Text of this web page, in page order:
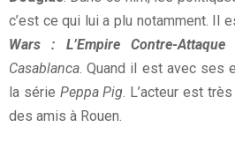
c’est ce qui lui a plu notamment. Il
Wars : L’Empire Contre-Attaque
Casablanca. Quand il est avec ses
la série Peppa Pig. L’acteur est
des amis à Rouen.